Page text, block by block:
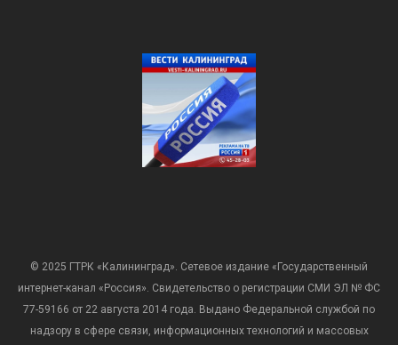
© 2025 ГТРК «Калининград». Сетевое издание «Государственный
интернет-канал «Россия». Свидетельство о регистрации СМИ ЭЛ № ФС
77-59166 от 22 августа 2014 года. Выдано Федеральной службой по
надзору в сфере связи, информационных технологий и массовых